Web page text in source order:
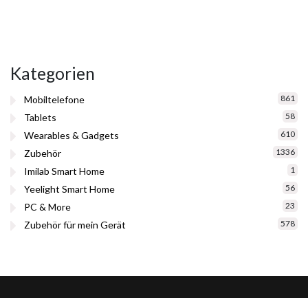
Kategorien
Mobiltelefone 861
Tablets 58
Wearables & Gadgets 610
Zubehör 1336
Imilab Smart Home 1
Yeelight Smart Home 56
PC & More 23
Zubehör für mein Gerät 578